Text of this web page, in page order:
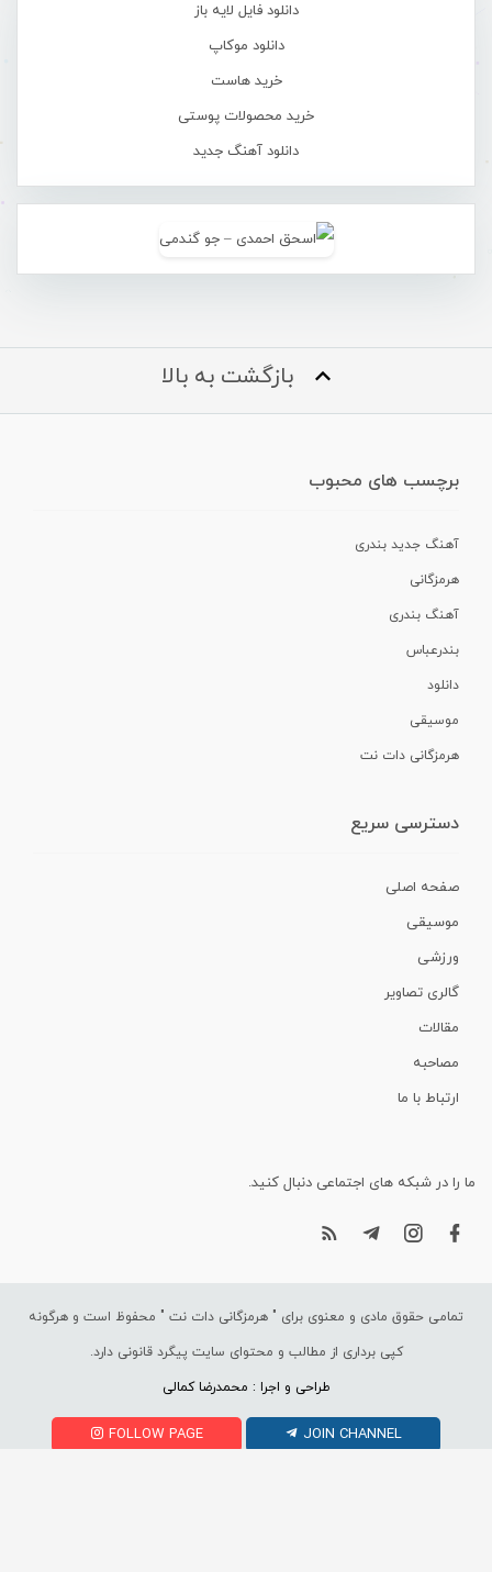
دانلود فایل لایه باز
دانلود موکاپ
خرید هاست
خرید محصولات پوستی
دانلود آهنگ جدید
بازگشت به بالا
برچسب های محبوب
آهنگ جدید بندری
هرمزگانی
آهنگ بندری
بندرعباس
دانلود
موسیقی
هرمزگانی دات نت
دسترسی سریع
صفحه اصلی
موسیقی
ورزشی
گالری تصاویر
مقالات
مصاحبه
ارتباط با ما
ما را در شبکه های اجتماعی دنبال کنید.
تمامی حقوق مادی و معنوی برای " هرمزگانی دات نت " محفوظ است و هرگونه
کپی برداری از مطالب و محتوای سایت پیگرد قانونی دارد.
طراحی و اجرا : محمدرضا کمالی
FOLLOW PAGE JOIN CHANNEL